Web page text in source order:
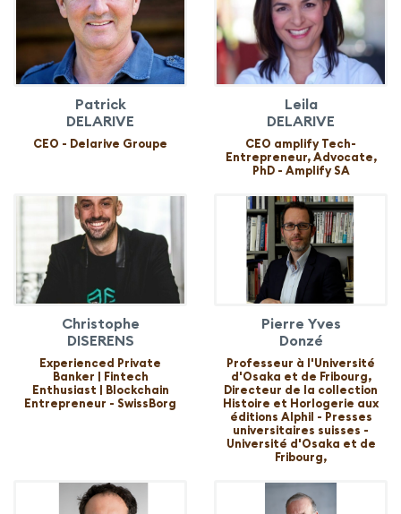
Patrick
DELARIVE
CEO - Delarive Groupe
Leila
DELARIVE
CEO amplify Tech-
Entrepreneur, Advocate,
PhD - Amplify SA
Christophe
DISERENS
Experienced Private
Banker | Fintech
Enthusiast | Blockchain
Entrepreneur - SwissBorg
Pierre Yves
Donzé
Professeur à l'Université
d'Osaka et de Fribourg,
Directeur de la collection
Histoire et Horlogerie aux
éditions Alphil - Presses
universitaires suisses -
Université d'Osaka et de
Fribourg,